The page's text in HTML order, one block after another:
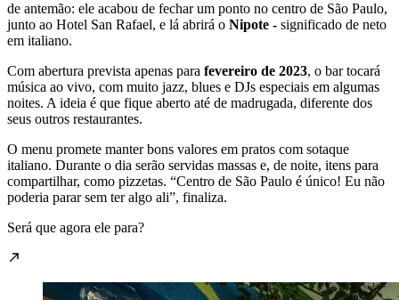
de antemão: ele acabou de fechar um ponto no centro de São Paulo,
junto ao Hotel San Rafael, e lá abrirá o Nipote - significado de neto
em italiano.
Com abertura prevista apenas para fevereiro de 2023, o bar tocará
música ao vivo, com muito jazz, blues e DJs especiais em algumas
noites. A ideia é que fique aberto até de madrugada, diferente dos
seus outros restaurantes.
O menu promete manter bons valores em pratos com sotaque
italiano. Durante o dia serão servidas massas e, de noite, itens para
compartilhar, como pizzetas. “Centro de São Paulo é único! Eu não
poderia parar sem ter algo ali”, finaliza.
Será que agora ele para?